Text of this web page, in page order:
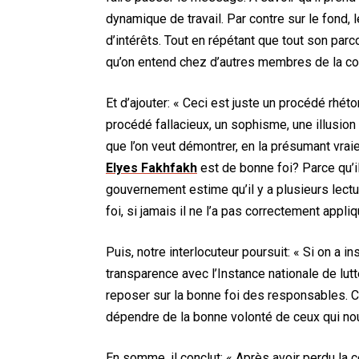
dynamique de travail. Par contre sur le
d’intérêts. Tout en répétant que tout son
qu’on entend chez d’autres membres de la
Et d’ajouter: « Ceci est juste un procédé
procédé fallacieux, un sophisme, une
que l’on veut démontrer, en la présumant
Elyes Fakhfakh est de bonne foi? Parce
gouvernement estime qu’il y a plusieurs
foi, si jamais il ne l’a pas correctement
Puis, notre interlocuteur poursuit: « Si on a
transparence avec l’Instance nationale de
reposer sur la bonne foi des responsables.
dépendre de la bonne volonté de ceux qui